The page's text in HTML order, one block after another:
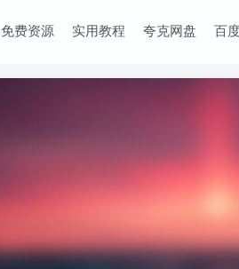
免费资源 实用教程 夸克网盘 百